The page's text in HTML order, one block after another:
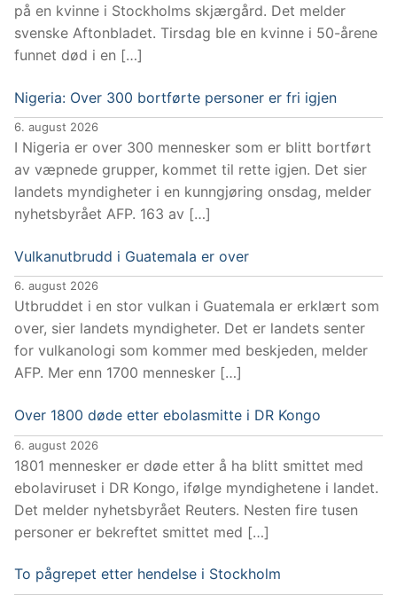
på en kvinne i Stockholms skjærgård. Det melder
svenske Aftonbladet. Tirsdag ble en kvinne i 50-årene
funnet død i en […]
Nigeria: Over 300 bortførte personer er fri igjen
6. august 2026
I Nigeria er over 300 mennesker som er blitt bortført
av væpnede grupper, kommet til rette igjen. Det sier
landets myndigheter i en kunngjøring onsdag, melder
nyhetsbyrået AFP. 163 av […]
Vulkanutbrudd i Guatemala er over
6. august 2026
Utbruddet i en stor vulkan i Guatemala er erklært som
over, sier landets myndigheter. Det er landets senter
for vulkanologi som kommer med beskjeden, melder
AFP. Mer enn 1700 mennesker […]
Over 1800 døde etter ebolasmitte i DR Kongo
6. august 2026
1801 mennesker er døde etter å ha blitt smittet med
ebolaviruset i DR Kongo, ifølge myndighetene i landet.
Det melder nyhetsbyrået Reuters. Nesten fire tusen
personer er bekreftet smittet med […]
To pågrepet etter hendelse i Stockholm